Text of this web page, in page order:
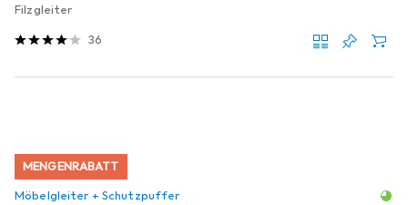
Filzgleiter
36
MENGENRABATT
Möbelgleiter + Schutzpuffer